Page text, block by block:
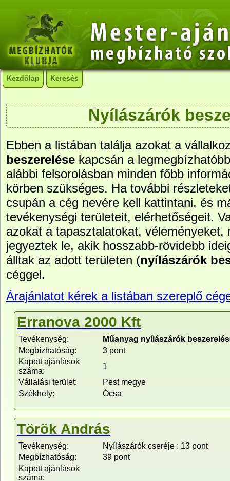
Kezdőlap Keresés
Nyílászárók
Ebben a listában találja azokat a
beszerelése kapcsán a
alábbi felsorolásban minden főbb
körben szükséges. Ha további
csupán a cég nevére kell kattintani, és
tevékenységi területeit, elérhetőségeit.
azokat a tapasztalatokat, véleményeket,
jegyeztek le, akik hosszabb-rövidebb
álltak az adott területen (nyílászárók
céggel.
Árajánlatot kérek a listában szereplő
Erranova 2000 Kft
Tevékenység:
Műanyag nyílászárók
Megbízhatóság:
3 pont
Kapott ajánlások
száma:
1
Vállalási terület:
Pest megye
Székhely:
Ócsa
Török András
Tevékenység:
Nyílászárók cseréje : 13 pont
Megbízhatóság:
39 pont
Kapott ajánlások
száma: